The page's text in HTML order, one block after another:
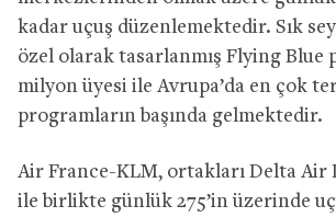
kadar uçuş düzenlemektedir. Sık
özel olarak tasarlanmış Flying Blue
milyon üyesi ile Avrupa’da en çok
programların başında gelmektedir.
Air France-KLM, ortakları Delta Air
ile birlikte günlük 275’in üzerinde